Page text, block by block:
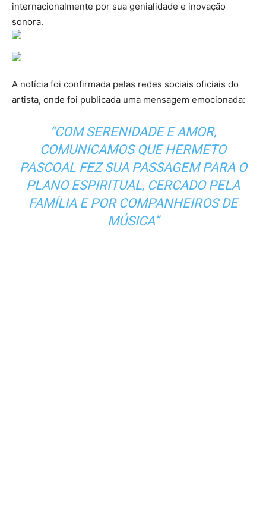
internacionalmente por sua genialidade e inovação
sonora.
A notícia foi confirmada pelas redes sociais oficiais do
artista, onde foi publicada uma mensagem emocionada:
“COM SERENIDADE E AMOR,
COMUNICAMOS QUE HERMETO
PASCOAL FEZ SUA PASSAGEM PARA O
PLANO ESPIRITUAL, CERCADO PELA
FAMÍLIA E POR COMPANHEIROS DE
MÚSICA”